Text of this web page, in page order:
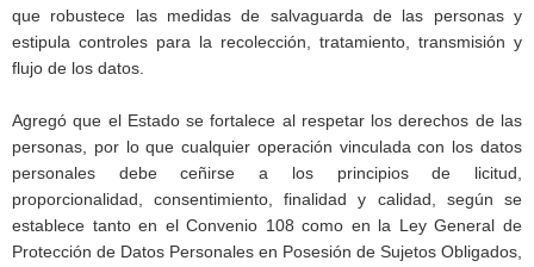
que robustece las medidas de salvaguarda de las personas y
estipula controles para la recolección, tratamiento, transmisión y
flujo de los datos.
Agregó que el Estado se fortalece al respetar los derechos de las
personas, por lo que cualquier operación vinculada con los datos
personales debe ceñirse a los principios de licitud,
proporcionalidad, consentimiento, finalidad y calidad, según se
establece tanto en el Convenio 108 como en la Ley General de
Protección de Datos Personales en Posesión de Sujetos Obligados,